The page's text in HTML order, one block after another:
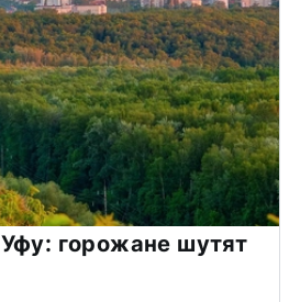
горожане шутят